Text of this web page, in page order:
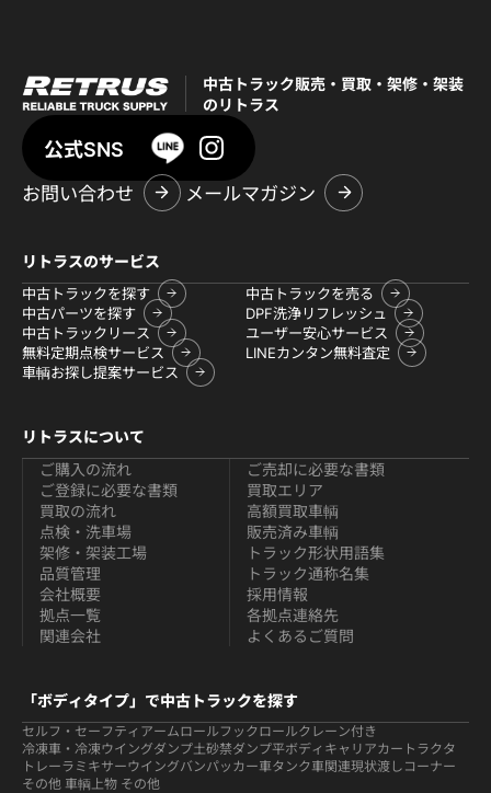
中古トラック販売・買取・架修・架装
のリトラス
公式SNS
お問い合わせ
メールマガジン
リトラスのサービス
中古トラックを探す
中古トラックを売る
中古パーツを探す
DPF洗浄リフレッシュ
中古トラックリース
ユーザー安心サービス
無料定期点検サービス
LINEカンタン無料査定
車輌お探し提案サービス
リトラスについて
ご購入の流れ
ご登録に必要な書類
買取の流れ
ご売却に必要な書類
買取エリア
高額買取車輌
点検・洗車場
架修・架装工場
品質管理
販売済み車輌
トラック形状用語集
トラック通称名集
会社概要
拠点一覧
関連会社
採用情報
各拠点連絡先
よくあるご質問
「ボディタイプ」で中古トラックを探す
セルフ・セーフティ アームロールフックロールクレーン付き
冷凍車・冷凍ウイングダンプ土砂禁ダンプ平ボディ キャリアカー トラクタ
トレーラ ミキサーウイングバンパッカー車タンク車関連現状渡しコーナー
その他 車輌 上物 その他